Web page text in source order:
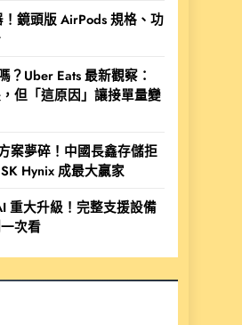
鏡頭版 AirPods 規格、功
？Uber Eats 最新觀察：
但「這原因」讓接單量變
案夢碎！中國長鑫存儲拒
Hynix 成最大贏家
重大升級！完整支援設備
次看